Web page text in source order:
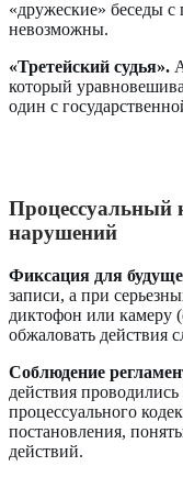
«дружеские» беседы с
невозможны.
«Третейский судья».
который
один с
Процессуальный
нарушений
Фиксация для
записи, а при
диктофон или камеру
обжаловать действия
Соблюдение
действия
процессуального
постановления,
действий.